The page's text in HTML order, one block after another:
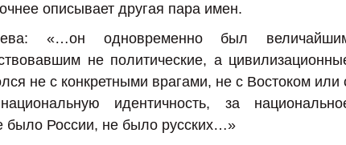
описывает другая пара имен.
«…он одновременно был
не политические, а
не с конкретными врагами, не с Востоком или
идентичность, за
было России, не было русских…»